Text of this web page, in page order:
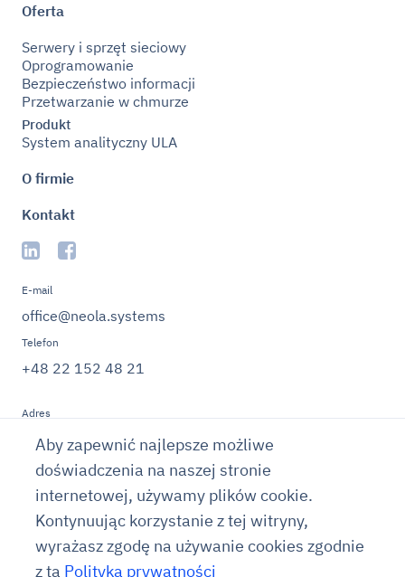
Oferta
Serwery i sprzęt sieciowy
Oprogramowanie
Bezpieczeństwo informacji
Przetwarzanie w chmurze
Produkt
System analityczny ULA
O firmie
Kontakt
E-mail
office@neola.systems
Telefon
+48 22 152 48 21
Adres
Aleja Stanów
Zjednoczonych, 59, 04-
028, Warszawa, Polska
Warunki korzystania Polityka prywatności
Polityka
cookie
Aby zapewnić najlepsze możliwe
doświadczenia na naszej stronie
internetowej, używamy plików cookie.
Kontynuując korzystanie z tej witryny,
wyrażasz zgodę na używanie cookies zgodnie
z tą Polityką prywatności